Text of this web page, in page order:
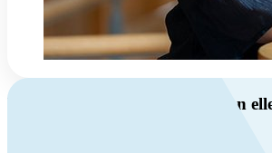
Har du spørsmål om ventilasjon